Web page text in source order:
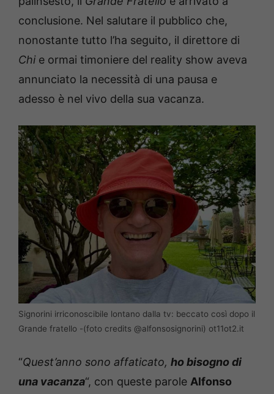
conclusione. Nel salutare il pubblico che,
nonostante tutto l’ha seguito, il direttore di
Chie ormai timoniere del reality show aveva
annunciato la necessità di una pausa e
adesso è nel vivo della sua vacanza.
Signorini irriconoscibile lontano dalla tv: beccato così dopo il
Grande fratello -(foto credits @alfonsosignorini) ot11ot2.it
“Quest’anno sono affaticato, ho bisogno di
una vacanza“, con queste parole Alfonso